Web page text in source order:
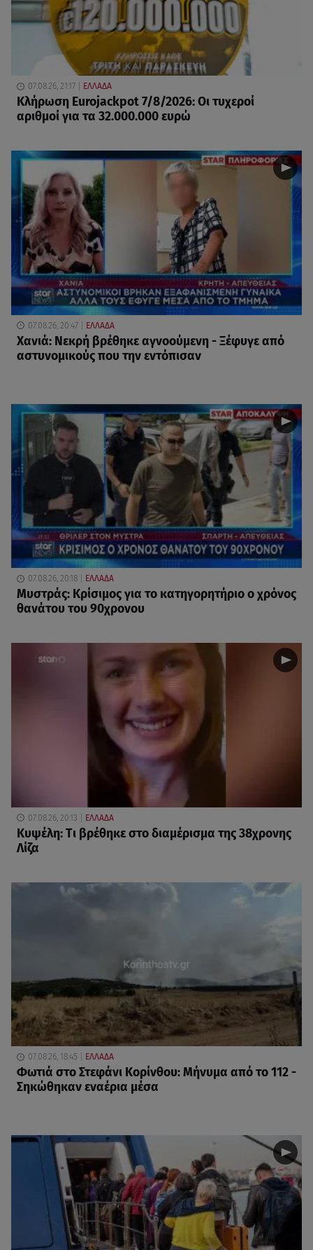
07.08.26, 21:17 ΕΛΛΑΔΑ
Κλήρωση Eurojackpot 7/8/2026: Οι τυχεροί
αριθμοί για τα 32.000.000 ευρώ
07.08.26, 20:47 ΕΛΛΑΔΑ
Χανιά: Νεκρή βρέθηκε αγνοούμενη - Ξέφυγε από
αστυνομικούς που την εντόπισαν
07.08.26, 20:18 ΕΛΛΑΔΑ
Μυστράς: Κρίσιμος για το κατηγορητήριο ο χρόνος
θανάτου του 90χρονου
07.08.26, 20:13 ΕΛΛΑΔΑ
Κυψέλη: Tι βρέθηκε στο διαμέρισμα της 38χρονης
Λίζα
07.08.26, 18:45 ΕΛΛΑΔΑ
Φωτιά στο Στεφάνι Κορίνθου: Μήνυμα από το 112 -
Σηκώθηκαν εναέρια μέσα